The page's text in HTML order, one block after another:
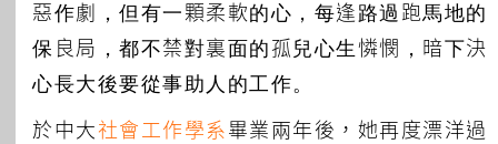
惡作劇，但有一顆柔軟的心，每逢路過跑馬地的
保良局，都不禁對裏面的孤兒心生憐憫，暗下決
心長大後要從事助人的工作。
於中大社會工作學系畢業兩年後，她再度漂洋過